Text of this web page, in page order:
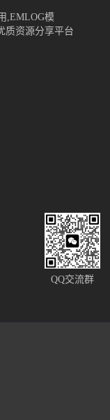
,EMLOG模
质资源分享平台
QQ交流群